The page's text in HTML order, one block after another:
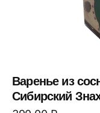
Варенье из
Сибирский